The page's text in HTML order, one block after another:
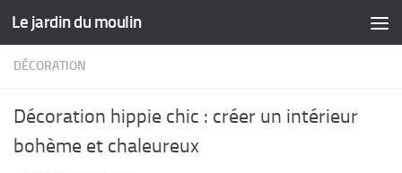
Skip to content
Le jardin du moulin
DÉCORATION
Décoration hippie chic : créer un intérieur
bohème et chaleureux